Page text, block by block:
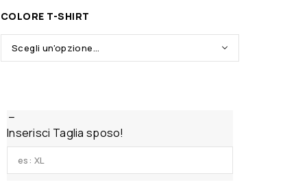
COLORE T-SHIRT
Inserisci Taglia sposo!